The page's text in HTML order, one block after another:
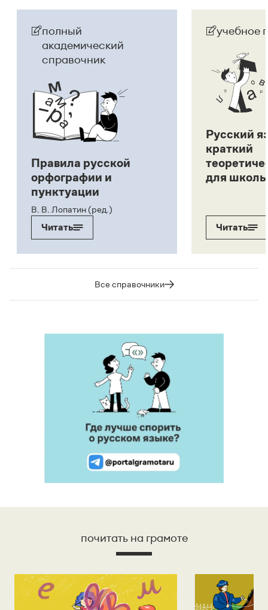
полный
академический
справочник
Правила русской
орфографии и
пунктуации
В. В. Лопатин (ред.)
Читать
учебное
Русский
краткий
для
Читать
Все справочники
почитать на грамоте